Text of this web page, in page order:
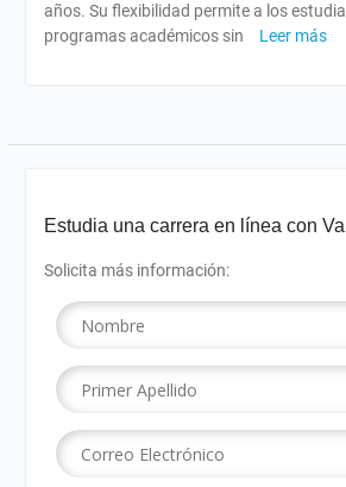
años. Su flexibilidad permite a los
programas académicos sin
Leer más
Estudia una carrera en línea con
Solicita más información: